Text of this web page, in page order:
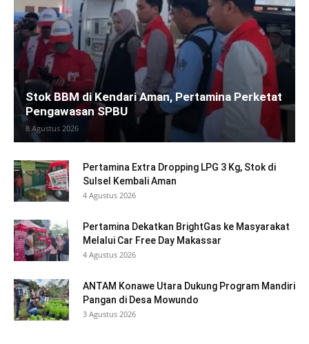
Stok BBM di Kendari Aman, Pertamina Perketat
Pengawasan SPBU
8 Agustus 2026
Pertamina Extra Dropping LPG 3 Kg, Stok di
Sulsel Kembali Aman
4 Agustus 2026
Pertamina Dekatkan BrightGas ke Masyarakat
Melalui Car Free Day Makassar
4 Agustus 2026
ANTAM Konawe Utara Dukung Program Mandiri
Pangan di Desa Mowundo
3 Agustus 2026